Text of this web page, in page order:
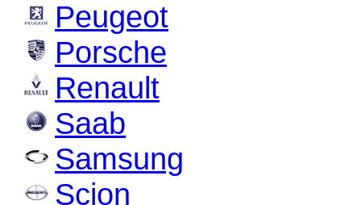
Peugeot
Porsche
Renault
Saab
Samsung
Scion